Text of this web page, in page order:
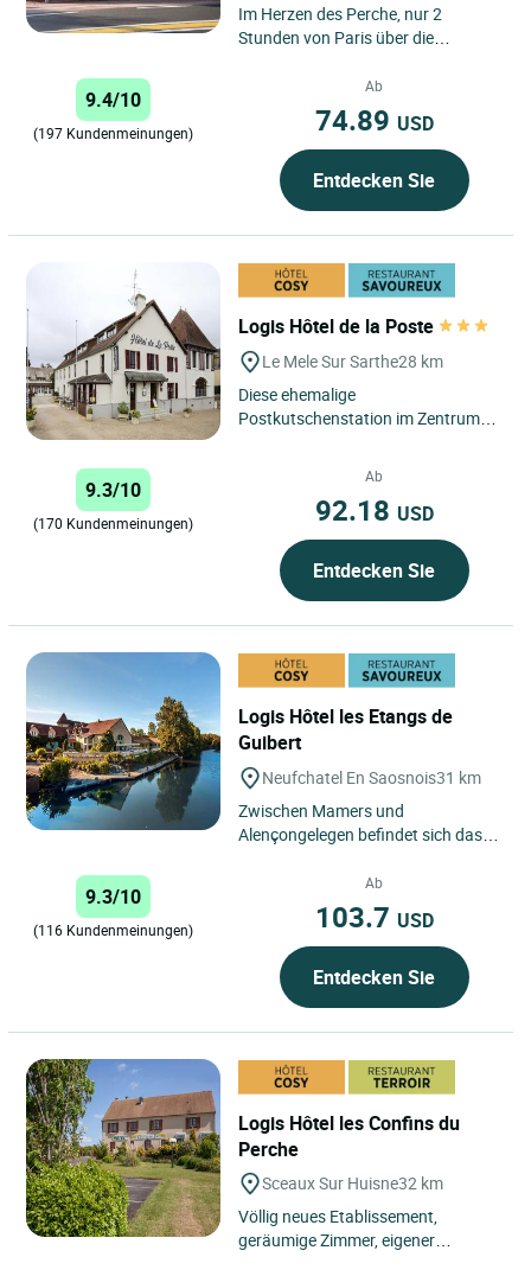
Im Herzen des Perche, nur 2
Stunden von Paris über die
in einem charmanten Gasthof mit...
9.4/10
(197 Kundenmeinungen)
Ab
74.89 USD
Entdecken Sie
Logis Hôtel de la Poste
Le Mele Sur Sarthe28 km
Diese ehemalige
Postkutschenstation im Zentrum
9.3/10
(170 Kundenmeinungen)
Ab
92.18 USD
Entdecken Sie
Logis Hôtel les Etangs de
Guibert
Neufchatel En Saosnois31 km
Zwischen Mamers und
Alençongelegen befindet sich das
einem großen, renovierten
Bauernhof...
9.3/10
(116 Kundenmeinungen)
Ab
103.7 USD
Entdecken Sie
Logis Hôtel les Confins du
Perche
Sceaux Sur Huisne32 km
Völlig neues Etablissement,
geräumige Zimmer, eigener